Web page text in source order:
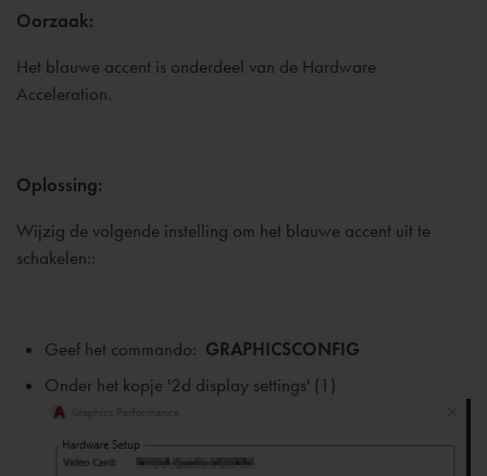
Oorzaak:
Het blauwe accent is onderdeel van de Hardware
Acceleration.
Oplossing:
Wijzig de volgende instelling om het blauwe accent uit te
schakelen::
Geef het commando: GRAPHICSCONFIG
Onder het kopje '2d display settings' (1)